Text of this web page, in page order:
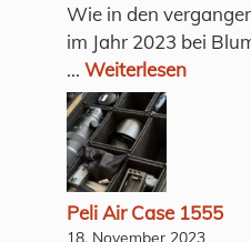
Wie in den
im Jahr 2023 bei
... Weiterlesen
Peli Air Case 1555
18. November 2023